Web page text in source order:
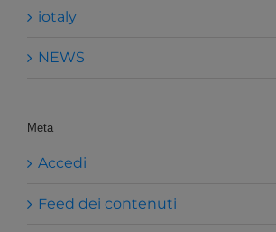
iotaly
NEWS
Meta
Accedi
Feed dei contenuti